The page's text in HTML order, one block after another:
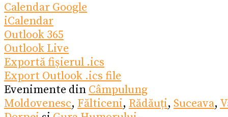
Calendar Google
iCalendar
Outlook 365
Outlook Live
Exportă fișierul .ics
Export Outlook .ics file
Evenimente din Câmpulung
Moldovenesc, Fălticeni, Rădăuți, Suceava,